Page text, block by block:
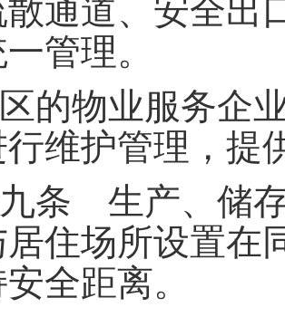
散通道、安全出
管理。
的物业服务企
维护管理，提
条 生产、储
住场所设置在
全距离。